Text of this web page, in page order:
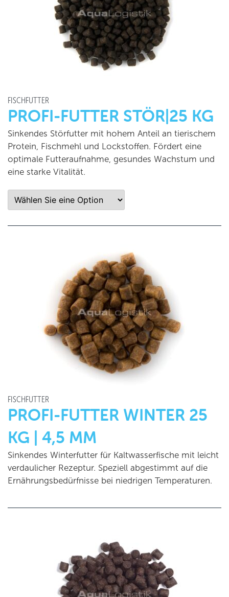
FISCHFUTTER
PROFI-FUTTER STÖR|25 KG
Sinkendes Störfutter mit hohem Anteil an tierischem
Protein, Fischmehl und Lockstoffen. Fördert eine
optimale Futteraufnahme, gesundes Wachstum und
eine starke Vitalität.
FISCHFUTTER
PROFI-FUTTER WINTER 25
KG | 4,5 MM
Sinkendes Winterfutter für Kaltwasserfische mit leicht
verdaulicher Rezeptur. Speziell abgestimmt auf die
Ernährungsbedürfnisse bei niedrigen Temperaturen.